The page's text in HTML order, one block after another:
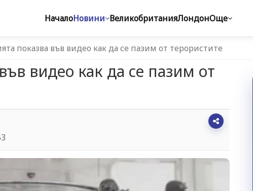
НачалоНовини ВеликобританияЛондонОще
показва във видео как да се пазим от терористите
видео как да се пазим от